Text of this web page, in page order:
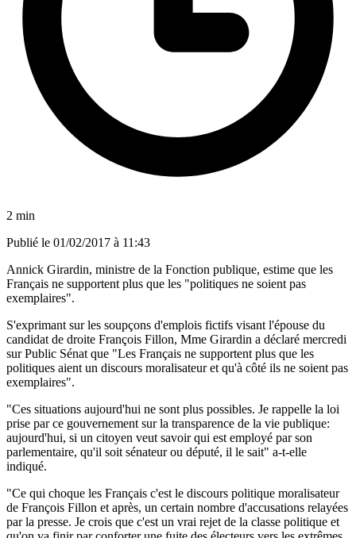
2 min
Publié le 01/02/2017 à 11:43
Annick Girardin, ministre de la Fonction publique, estime que les
Français ne supportent plus que les "politiques ne soient pas
exemplaires".
S'exprimant sur les soupçons d'emplois fictifs visant l'épouse du
candidat de droite François Fillon, Mme Girardin a déclaré mercredi
sur Public Sénat que "Les Français ne supportent plus que les
politiques aient un discours moralisateur et qu'à côté ils ne soient pas
exemplaires".
"Ces situations aujourd'hui ne sont plus possibles. Je rappelle la loi
prise par ce gouvernement sur la transparence de la vie publique:
aujourd'hui, si un citoyen veut savoir qui est employé par son
parlementaire, qu'il soit sénateur ou député, il le sait" a-t-elle
indiqué.
"Ce qui choque les Français c'est le discours politique moralisateur
de François Fillon et après, un certain nombre d'accusations relayées
par la presse. Je crois que c'est un vrai rejet de la classe politique et